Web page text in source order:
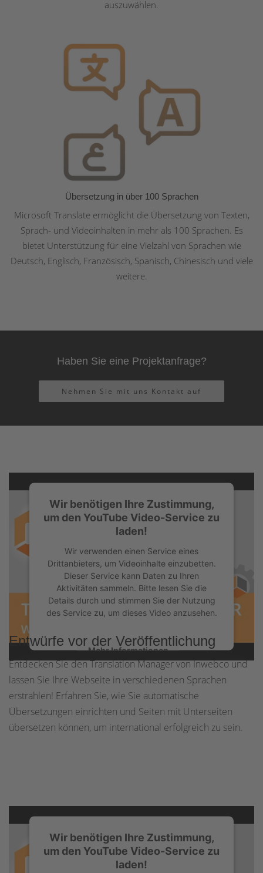
auszuwählen.
Übersetzung in über 100 Sprachen
Microsoft Translate ermöglicht die Übersetzung von Texten,
Sprach- und Videoinhalten in mehr als 100 Sprachen. Es
bietet Unterstützung für eine Vielzahl von Sprachen wie
Deutsch, Englisch, Französisch, Spanisch, Chinesisch und viele
weitere.
Haben Sie eine Projektanfrage?
Nehmen Sie mit uns Kontakt auf
Wir benötigen Ihre Zustimmung,
um den YouTube Video-Service zu
laden!
Wir verwenden einen Service eines
Drittanbieters, um Videoinhalte einzubetten.
Dieser Service kann Daten zu Ihren
Aktivitäten sammeln. Bitte lesen Sie die
Details durch und stimmen Sie der Nutzung
des Service zu, um dieses Video anzusehen.
Mehr Informationen
Akzeptieren
powered by Usercentrics Consent
Management Platform&eRecht24
Entwürfe vor der Veröffentlichung
Entdecken Sie den Translation Manager von Inwebco und
lassen Sie Ihre Webseite in verschiedenen Sprachen
erstrahlen! Erfahren Sie, wie Sie automatische
Übersetzungen einrichten und Seiten mit Unterseiten
übersetzen können, um international erfolgreich zu sein.
Wir benötigen Ihre Zustimmung,
um den YouTube Video-Service zu
laden!